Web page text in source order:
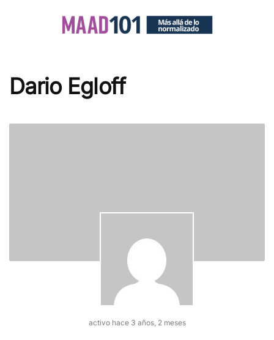
Dario Egloff
activo hace 3 años, 2 meses